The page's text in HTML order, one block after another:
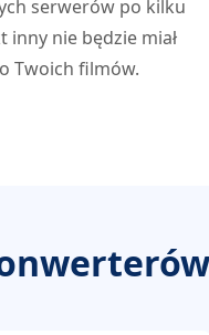
serwerów po kilku
inny nie będzie miał
Twoich filmów.